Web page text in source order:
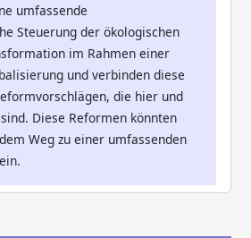
umfassende
Steuerung der ökologischen
im Rahmen einer
und verbinden diese
die hier und
Diese Reformen könnten
Weg zu einer umfassenden